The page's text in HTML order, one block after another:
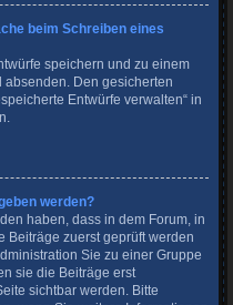
beim Schreiben eines
speichern und zu einem
Den gesicherten
Entwürfe verwalten“ in
werden?
haben, dass in dem Forum, in
Beiträge zuerst geprüft werden
Sie zu einer Gruppe
sie die Beiträge erst
sichtbar werden. Bitte